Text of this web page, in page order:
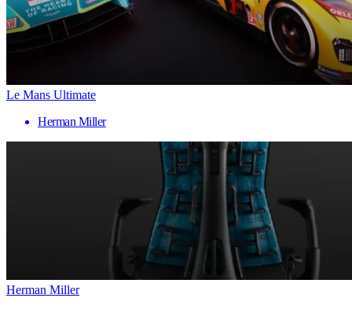
Le Mans Ultimate
Herman Miller
Herman Miller